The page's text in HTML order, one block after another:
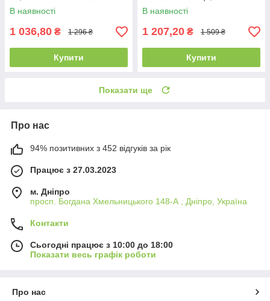
полиць з 3 шт., декоративні
полиці квадратні
В наявності
1 036,80 ₴ 1 296 ₴
Купити
декоративна полиця в
кімнату, будинок.
В наявності
1 207,20 ₴ 1 509 ₴
Купити
Показати ще
Про нас
94% позитивних з 452 відгуків за рік
Працює з 27.03.2023
м. Дніпро
просп. Богдана Хмельницького 148-А , Дніпро, Україна
Контакти
Сьогодні працює з 10:00 до 18:00
Показати весь графік роботи
Про нас